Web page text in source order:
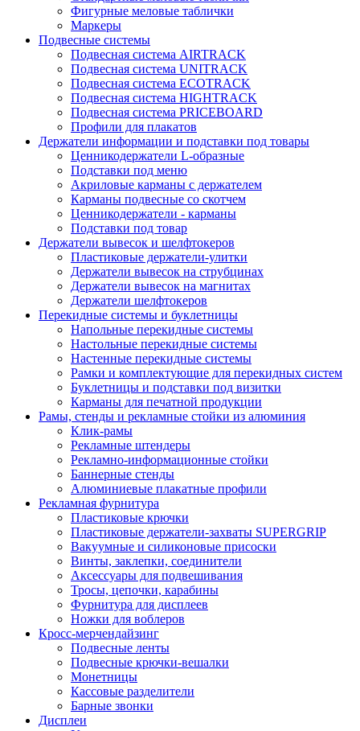
Фигурные меловые таблички
Маркеры
Подвесные системы
Подвесная система AIRTRACK
Подвесная система UNITRACK
Подвесная система ECOTRACK
Подвесная система HIGHTRACK
Подвесная система PRICEBOARD
Профили для плакатов
Держатели информации и подставки под товары
Ценникодержатели L-образные
Подставки под меню
Акриловые карманы с держателем
Карманы подвесные со скотчем
Ценникодержатели - карманы
Подставки под товар
Держатели вывесок и шелфтокеров
Пластиковые держатели-улитки
Держатели вывесок на струбцинах
Держатели вывесок на магнитах
Держатели шелфтокеров
Перекидные системы и буклетницы
Напольные перекидные системы
Настольные перекидные системы
Настенные перекидные системы
Рамки и комплектующие для перекидных систем
Буклетницы и подставки под визитки
Карманы для печатной продукции
Рамы, стенды и рекламные стойки из алюминия
Клик-рамы
Рекламные штендеры
Рекламно-информационные стойки
Баннерные стенды
Алюминиевые плакатные профили
Рекламная фурнитура
Пластиковые крючки
Пластиковые держатели-захваты SUPERGRIP
Вакуумные и силиконовые присоски
Винты, заклепки, соединители
Аксессуары для подвешивания
Тросы, цепочки, карабины
Фурнитура для дисплеев
Ножки для воблеров
Кросс-мерчендайзинг
Подвесные ленты
Подвесные крючки-вешалки
Монетницы
Кассовые разделители
Барные звонки
Дисплеи